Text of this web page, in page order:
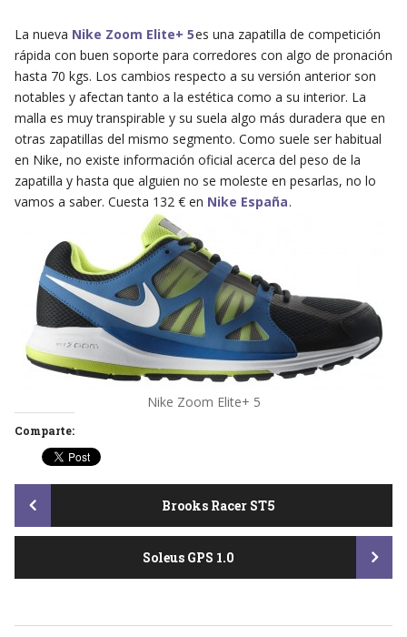
La nueva Nike Zoom Elite+ 5es una zapatilla de competición
rápida con buen soporte para corredores con algo de pronación
hasta 70 kgs. Los cambios respecto a su versión anterior son
notables y afectan tanto a la estética como a su interior. La
malla es muy transpirable y su suela algo más duradera que en
otras zapatillas del mismo segmento. Como suele ser habitual
en Nike, no existe información oficial acerca del peso de la
zapatilla y hasta que alguien no se moleste en pesarlas, no lo
vamos a saber. Cuesta 132 € en Nike España.
Nike Zoom Elite+ 5
Comparte:
Post
navigation
Brooks Racer ST5
Soleus GPS 1.0